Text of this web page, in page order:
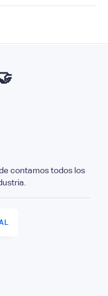
contamos todos los